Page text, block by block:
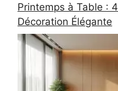
Printemps à Table :
Décoration Élégante